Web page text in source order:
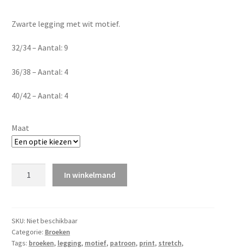
Zwarte legging met wit motief.
32/34 – Aantal: 9
36/38 – Aantal: 4
40/42 – Aantal: 4
Maat
motief
quantity
In winkelmand
SKU: Niet beschikbaar
Categorie: Broeken
Tags: broeken, legging, motief, patroon, print, stretch,